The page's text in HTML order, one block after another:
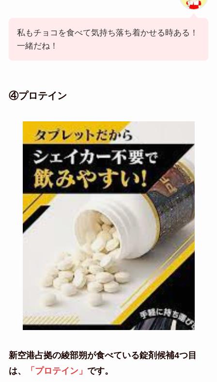
私もチョコを食べて気持ち落ち着かせる時ある！
一緒だね！
④プロテイン
新空港占拠の綾部朔が食べている錠剤候補4つ目
は、
「プロテイン」 です。